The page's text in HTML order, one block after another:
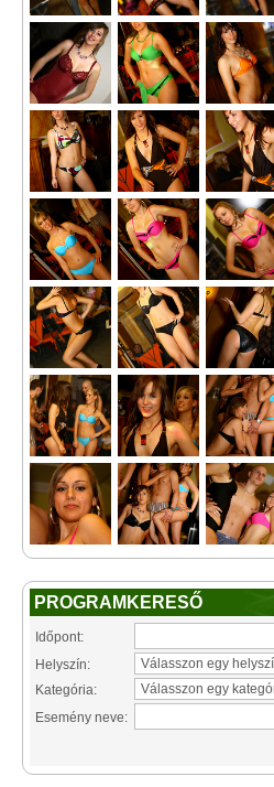
PROGRAMKERESŐ
Időpont:
Helyszín:
Kategória:
Esemény neve: